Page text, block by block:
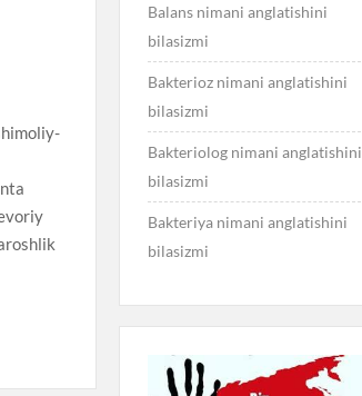
Balans nimani anglatishini
bilasizmi
Bakterioz nimani anglatishini
bilasizmi
Bakteriolog nimani anglatishini
bilasizmi
Bakteriya nimani anglatishini
bilasizmi